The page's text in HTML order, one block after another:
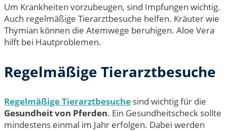
Um Krankheiten vorzubeugen, sind Impfungen wichtig.
Auch regelmäßige Tierarztbesuche helfen. Kräuter wie
Thymian können die Atemwege beruhigen. Aloe Vera
hilft bei Hautproblemen.
Regelmäßige Tierarztbesuche
Regelmäßige Tierarztbesuche sind wichtig für die
Gesundheit von Pferden. Ein Gesundheitscheck sollte
mindestens einmal im Jahr erfolgen. Dabei werden